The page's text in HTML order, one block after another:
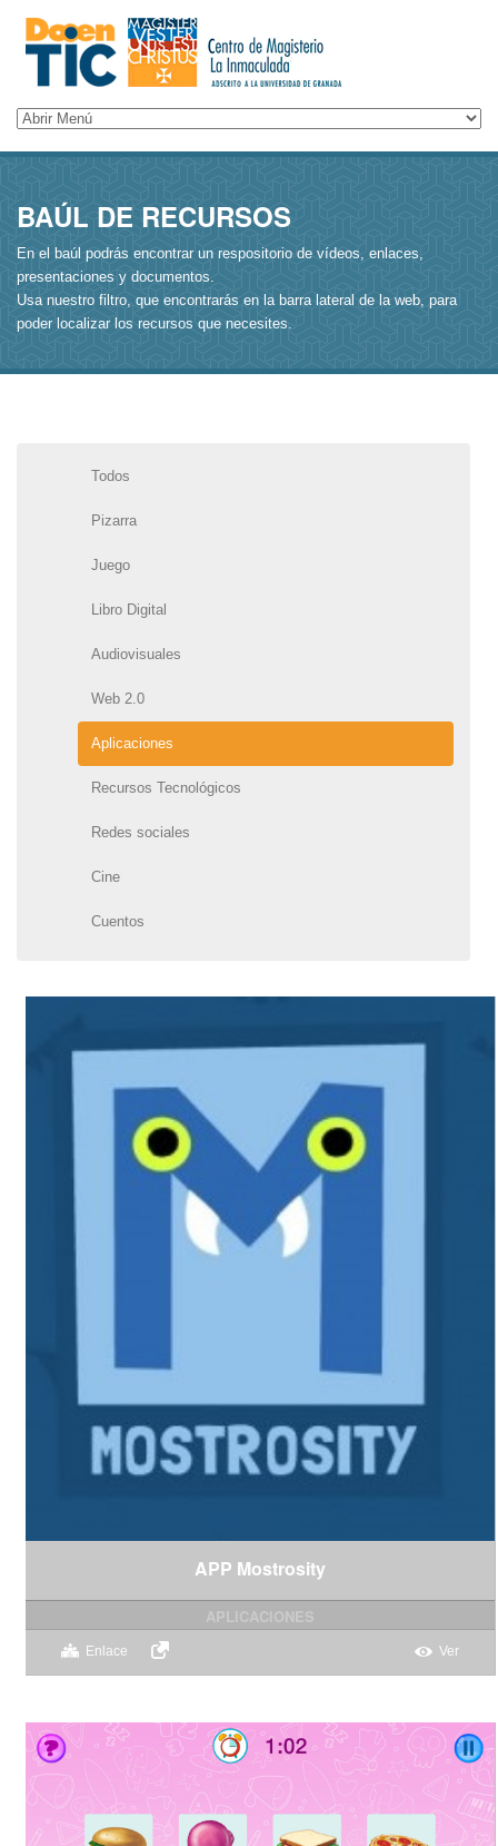
BAÚL DE RECURSOS
En el baúl podrás encontrar un respositorio de vídeos, enlaces,
presentaciones y documentos.
Usa nuestro filtro, que encontrarás en la barra lateral de la web, para
poder localizar los recursos que necesites.
Todos
Pizarra
Juego
Libro Digital
Audiovisuales
Web 2.0
Aplicaciones
Recursos Tecnológicos
Redes sociales
Cine
Cuentos
APP Mostrosity
Enlace Ver